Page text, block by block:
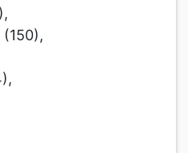
(150),